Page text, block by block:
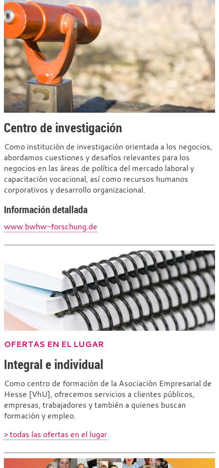
Centro de investigación
Como institución de investigación orientada a los negocios,
abordamos cuestiones y desafíos relevantes para los
negocios en las áreas de política del mercado laboral y
capacitación vocacional, así como recursos humanos
corporativos y desarrollo organizacional.
Información detallada
www.bwhw-forschung.de
OFERTAS EN EL LUGAR
Integral e individual
Como centro de formación de la Asociación Empresarial de
Hesse [VhU], ofrecemos servicios a clientes públicos,
empresas, trabajadores y también a quienes buscan
formación y empleo.
> todas las ofertas en el lugar